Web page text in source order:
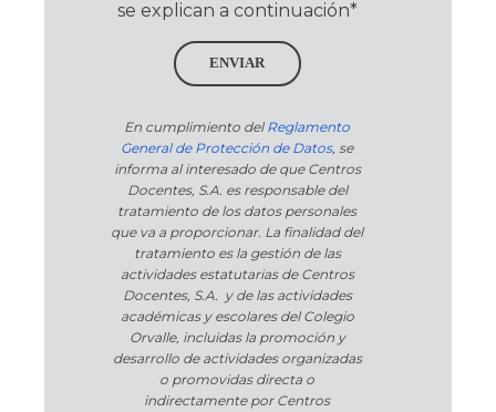
se explican a continuación*
ENVIAR
En cumplimiento delReglamento
General de Protección de Datos, se
informa al interesado de que Centros
Docentes, S.A. es responsable del
tratamiento de los datos personales
que va a proporcionar. La finalidad del
tratamiento es la gestión de las
actividades estatutarias de Centros
Docentes, S.A. y de las actividades
académicas y escolares del Colegio
Orvalle, incluidas la promoción y
desarrollo de actividades organizadas
o promovidas directa o
indirectamente por Centros